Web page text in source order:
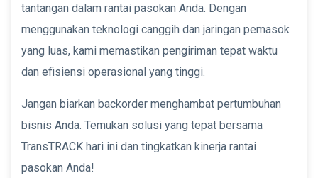
tantangan dalam rantai pasokan Anda. Dengan
menggunakan teknologi canggih dan jaringan pemasok
yang luas, kami memastikan pengiriman tepat waktu
dan efisiensi operasional yang tinggi.
Jangan biarkan backorder menghambat pertumbuhan
bisnis Anda. Temukan solusi yang tepat bersama
TransTRACK hari ini dan tingkatkan kinerja rantai
pasokan Anda!